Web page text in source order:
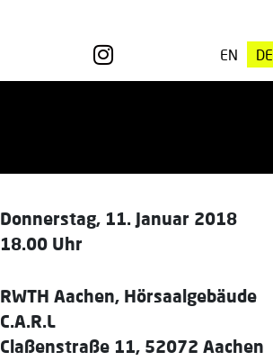
EN DE
Donnerstag, 11. Januar 2018
18.00 Uhr
RWTH Aachen, Hörsaalgebäude
C.A.R.L
Claßenstraße 11, 52072 Aachen